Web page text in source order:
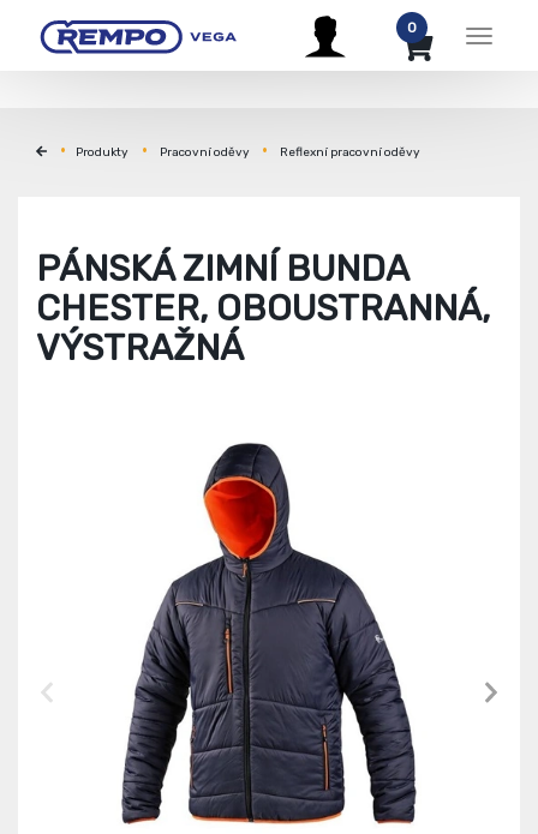
Menu
0
Produkty Pracovní oděvy Reflexní pracovní oděvy
PÁNSKÁ ZIMNÍ BUNDA
CHESTER, OBOUSTRANNÁ,
VÝSTRAŽNÁ